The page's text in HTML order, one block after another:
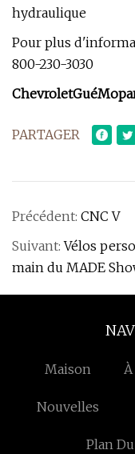
hydraulique
Pour plus
800-230-3030
ChevroletGué
PARTAGER
Précédent: CNC V
Suivant:Vélos
main du MADE
Maison
Nouvelles
Plan